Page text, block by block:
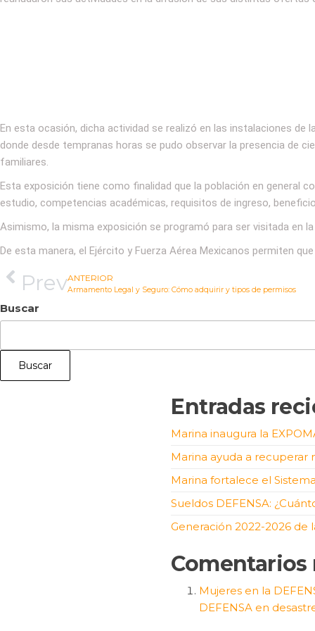
En esta ocasión, dicha actividad se realizó en las instalaciones de
donde desde tempranas horas se pudo observar la presencia de
familiares.
Esta exposición tiene como finalidad que la población en general
estudio, competencias académicas, requisitos de ingreso,
Asimismo, la misma exposición se programó para ser visitada en
De esta manera, el Ejército y Fuerza Aérea Mexicanos permiten
PrevANTERIOR
Armamento Legal y Seguro: Cómo adquirir y tipos de permisos
Buscar
Buscar
Entradas
Marina inaugura la
Marina ayuda a recuperar
Marina fortalece el
Sueldos DEFENSA:
Generación 2022-2026 de
Comentarios
Mujeres en la
DEFENSA en